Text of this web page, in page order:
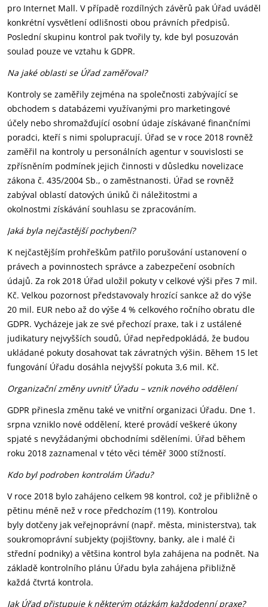
pro Internet Mall. V případě rozdílných závěrů pak Úřad uváděl
konkrétní vysvětlení odlišnosti obou právních předpisů.
Poslední skupinu kontrol pak tvořily ty, kde byl posuzován
soulad pouze ve vztahu k GDPR.
Na jaké oblasti se Úřad zaměřoval?
Kontroly se zaměřily zejména na společnosti zabývající se
obchodem s databázemi využívanými pro marketingové
účely nebo shromažďující osobní údaje získávané finančními
poradci, kteří s nimi spolupracují. Úřad se v roce 2018 rovněž
zaměřil na kontroly u personálních agentur v souvislosti se
zpřísněním podmínek jejich činnosti v důsledku novelizace
zákona č. 435/2004 Sb., o zaměstnanosti. Úřad se rovněž
zabýval oblastí datových úniků či náležitostmi a
okolnostmi získávání souhlasu se zpracováním.
Jaká byla nejčastější pochybení?
K nejčastějším prohřeškům patřilo porušování ustanovení o
právech a povinnostech správce a zabezpečení osobních
údajů. Za rok 2018 Úřad uložil pokuty v celkové výši přes 7 mil.
Kč. Velkou pozornost představovaly hrozící sankce až do výše
20 mil. EUR nebo až do výše 4 % celkového ročního obratu dle
GDPR. Vycházeje jak ze své přechozí praxe, tak i z ustálené
judikatury nejvyšších soudů, Úřad nepředpokládá, že budou
ukládané pokuty dosahovat tak závratných výšin. Během 15 let
fungování Úřadu dosáhla nejvyšší pokuta 3,6 mil. Kč.
Organizační změny uvnitř Úřadu – vznik nového oddělení
GDPR přinesla změnu také ve vnitřní organizaci Úřadu. Dne 1.
srpna vzniklo nové oddělení, které provádí veškeré úkony
spjaté s nevyžádanými obchodními sděleními. Úřad během
roku 2018 zaznamenal v této věci téměř 3000 stížností.
Kdo byl podroben kontrolám Úřadu?
V roce 2018 bylo zahájeno celkem 98 kontrol, což je přibližně o
pětinu méně než v roce předchozím (119). Kontrolou
byly dotčeny jak veřejnoprávní (např. města, ministerstva), tak
soukromoprávní subjekty (pojišťovny, banky, ale i malé či
střední podniky) a většina kontrol byla zahájena na podnět. Na
základě kontrolního plánu Úřadu byla zahájena přibližně
každá čtvrtá kontrola.
Jak Úřad přistupuje k některým otázkám každodenní praxe?